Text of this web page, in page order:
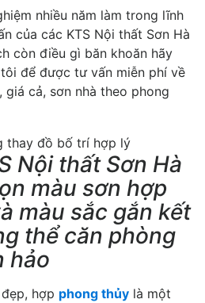
nhiều năm làm trong lĩnh
của các KTS Nội thất Sơn Hà
còn điều gì băn khoăn hãy
để được tư vấn miễn phí về
giá cả, sơn nhà theo phong
Nội thất Sơn Hà
màu sơn hợp
màu sắc gắn kết
thể căn phòng
hảo
hợp phong thủy là một